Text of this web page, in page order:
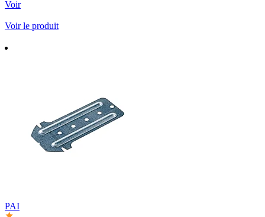
Voir
Voir le produit
PAI